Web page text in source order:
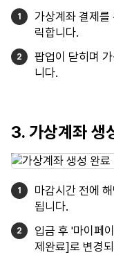
가상계좌 결제
릭합니다.
팝업이 닫히며
니다.
3. 가상계좌 생
마감시간 전에
됩니다.
입금 후 '마이페
제완료]로 변경